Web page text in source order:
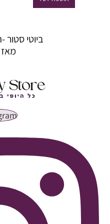
₪650.00.
ביוטי
מאז 2011